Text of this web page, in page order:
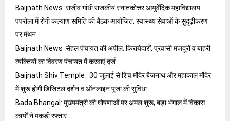
Baijnath News :राजीव गांधी राजकीय स्नातकोत्तर आयुर्वेदिक महाविद्यालय
पपरोला में रोगी कल्याण समिति की बैठक आयोजित, स्वास्थ्य सेवाओं के सुदृढ़ीकरण
पर मंथन
Baijnath News :सेहल पंचायत की अपील: किरायेदारों, प्रवासी मजदूरों व बाहरी
व्यक्तियों का विवरण पंचायत में करवाएं दर्ज
Baijnath Shiv Temple : 30 जुलाई से शिव मंदिर बैजनाथ और महाकाल मंदिर
में शुरू होगी डिजिटल दर्शन व ऑनलाइन पूजा की सुविधा
Bada Bhangal: मुख्यमंत्री की घोषणाओं पर अमल शुरू, बड़ा भंगाल में विकास
कार्यों ने पकड़ी रफ्तार